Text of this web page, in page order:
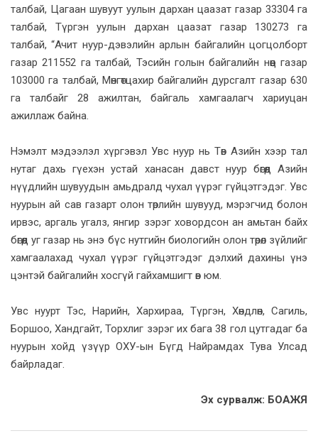
талбай, Цагаан шувуут уулын дархан цаазат газар 33304 га
талбай, Түргэн уулын дархан цаазат газар 130273 га
талбай, “Ачит нуур-дэвэлийн арлын байгалийн цогцолборт
газар 211552 га талбай, Тэсийн голын байгалийн нөөц газар
103000 га талбай, Мөнгөтцахир байгалийн дурсгалт газар 630
га талбайг 28 ажилтан, байгаль хамгаалагч хариуцан
ажиллаж байна.
Нэмэлт мэдээлэл хүргэвэл Увс нуур нь Төв Азийн хээр тал
нутаг дахь гүехэн устай ханасан давст нуур бөгөөд Азийн
нүүдлийн шувуудын амьдралд чухал үүрэг гүйцэтгэдэг. Увс
нуурын ай сав газарт олон төрлийн шувууд, мэрэгчид болон
ирвэс, аргаль угалз, янгир зэрэг ховордсон ан амьтан байх
бөгөөд уг газар нь энэ бүс нутгийн биологийн олон төрөл зүйлийг
хамгаалахад чухал үүрэг гүйцэтгэдэг дэлхий дахины үнэ
цэнтэй байгалийн хосгүй гайхамшигт өв юм.
Увс нуурт Тэс, Нарийн, Хархираа, Түргэн, Хөндлөн, Сагиль,
Боршоо, Хандгайт, Торхлиг зэрэг их бага 38 гол цутгадаг ба
нуурын хойд үзүүр ОХУ-ын Бүгд Найрамдах Тува Улсад
байрладаг.
Эх сурвалж: БОАЖЯ